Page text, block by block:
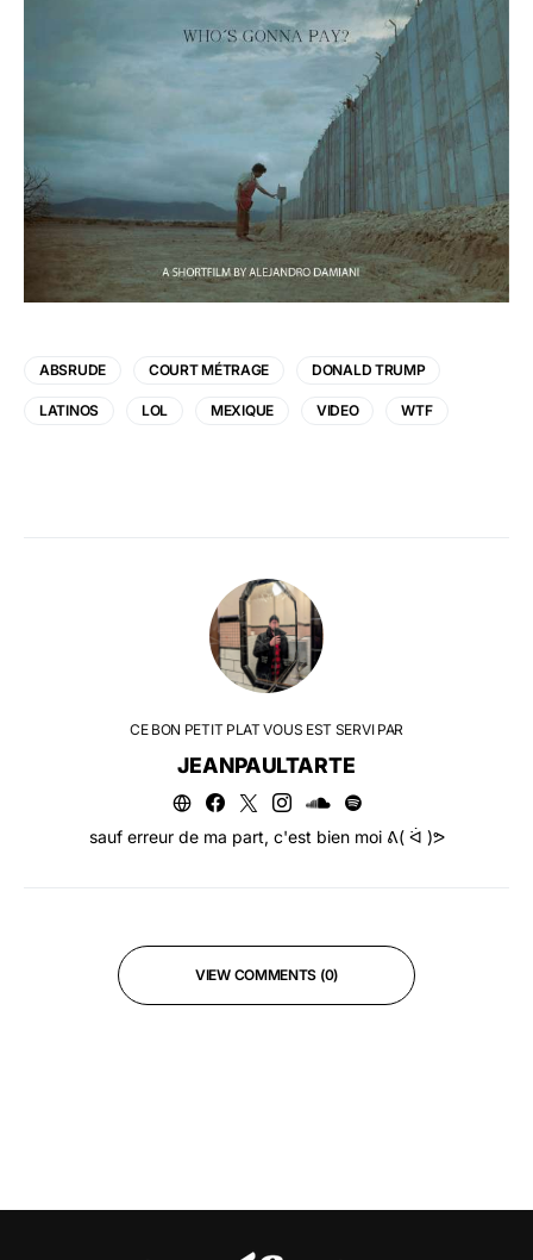
ABSRUDE COURT MÉTRAGE DONALD TRUMP
LATINOS LOL MEXIQUE VIDEO WTF
CE BON PETIT PLAT VOUS EST SERVI PAR
JEANPAULTARTE
sauf erreur de ma part, c'est bien moi ᕕ( ᐛ )ᕗ
VIEW COMMENTS (0)